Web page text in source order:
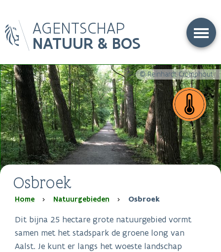
en
naar
gaan
AGENTSCHAP
NATUUR & BOS
© Reinhardt Cromphout
Osbroek
Kruimelpad
Home Natuurgebieden Osbroek
Dit bijna 25 hectare grote natuurgebied vormt
samen met het stadspark de groene long van
Aalst. Je kunt er langs het woeste landschap